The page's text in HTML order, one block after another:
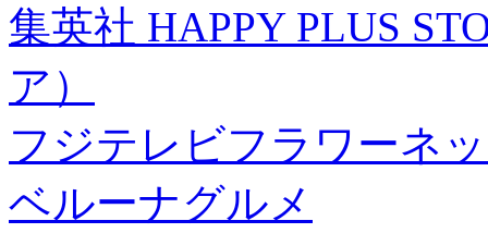
集英社 HAPPY PLUS
ア）
フジテレビフラワーネ
ベルーナグルメ